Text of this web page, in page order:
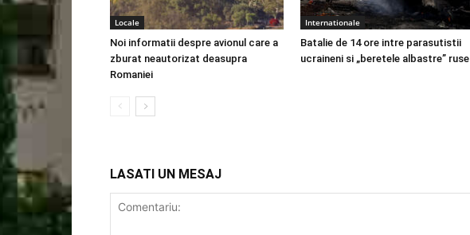
Locale
Noi informatii despre avionul care a
zburat neautorizat deasupra
Romaniei
Internationale
Batalie de 14 ore intre parasutistii
ucraineni si „beretele albastre” ruse
LASATI UN MESAJ